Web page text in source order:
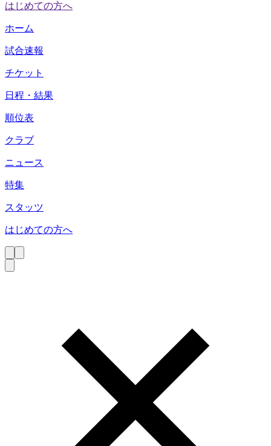
はじめての方へ
ホーム
試合速報
チケット
日程・結果
順位表
クラブ
ニュース
特集
スタッツ
はじめての方へ